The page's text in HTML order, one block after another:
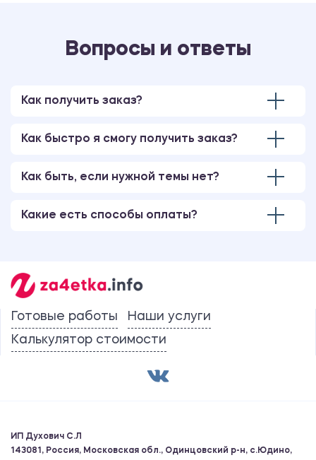
Вопросы и ответы
Как получить заказ?
Как быстро я смогу получить заказ?
Как быть, если нужной темы нет?
Какие есть способы оплаты?
Готовые работы
Наши услуги
Калькулятор стоимости
ИП Духович С.Л
143081, Россия, Московская обл., Одинцовский р-н, с.Юдино,